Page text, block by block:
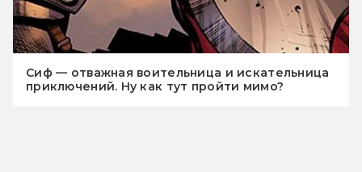
Сиф — отважная воительница и искательница
приключений. Ну как тут пройти мимо?